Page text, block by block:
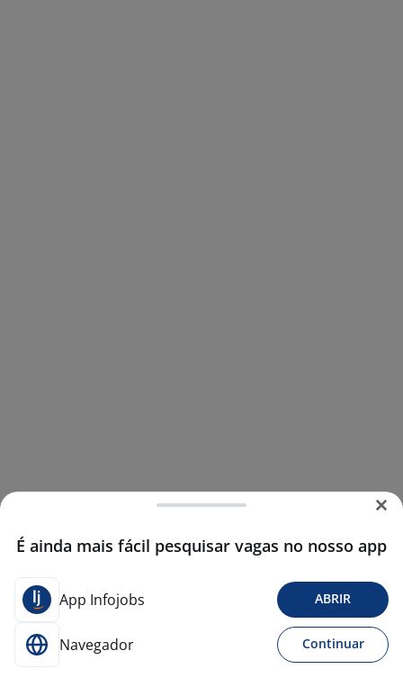
É ainda mais fácil pesquisar vagas no nosso app
App Infojobs ABRIR
Navegador Continuar